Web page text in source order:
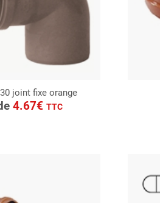
joint fixe orange
4.67€TTC
de devis